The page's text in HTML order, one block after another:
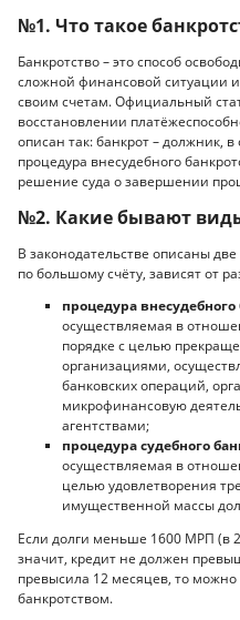
№1. Что такое
Банкротство – это способ
сложной финансовой ситуации
своим счетам. Официальный
восстановлении
описан так: банкрот – должник,
процедура внесудебного
решение суда о завершении
№2. Какие бывают
В законодательстве описаны
по большому счёту, зависят от
процедура внесудебного
осуществляемая в
порядке с целью
организациями,
банковских операций,
микрофинансовую
агентствами;
процедура судебного
осуществляемая в
целью удовлетворения
имущественной массы
Если долги меньше 1600 МРП (в
значит, кредит не должен
превысила 12 месяцев, то
банкротством.